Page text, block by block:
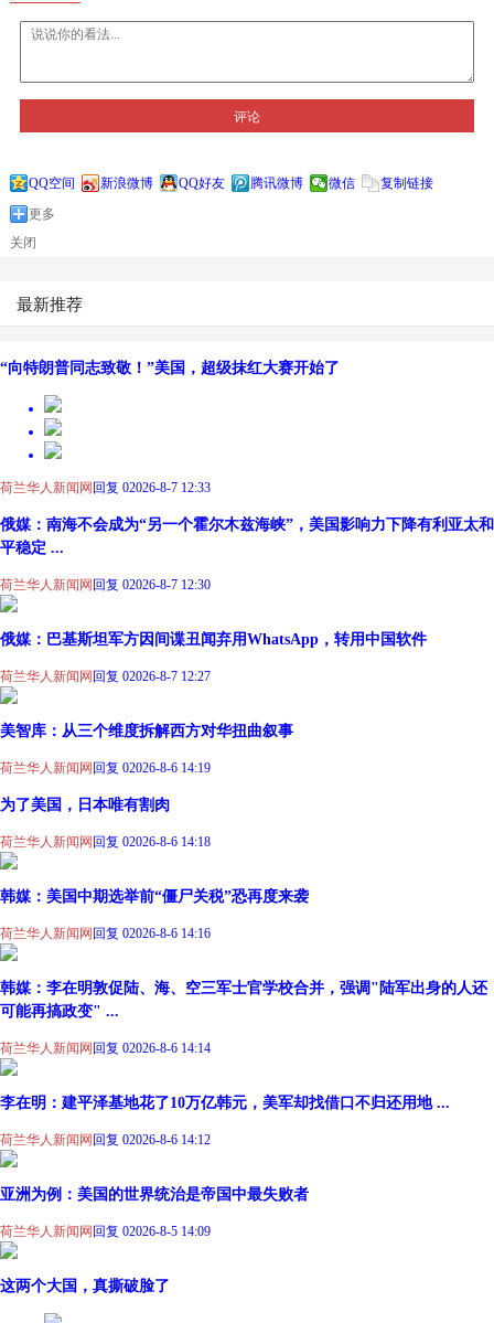
评论
QQ空间 新浪微博 QQ好友 腾讯微博 微信
复制链接
更多
关闭
最新推荐
“向特朗普同志致敬！”美国，超级抹红大赛开始了
荷兰华人新闻网回复 02026-8-7 12:33
俄媒：南海不会成为“另一个霍尔木兹海峡”，美国影响力下降有利亚太和
平稳定 ...
荷兰华人新闻网回复 02026-8-7 12:30
俄媒：巴基斯坦军方因间谍丑闻弃用WhatsApp，转用中国软件
荷兰华人新闻网 回复 02026-8-7 12:27
美智库：从三个维度拆解西方对华扭曲叙事
荷兰华人新闻网 回复 02026-8-6 14:19
为了美国，日本唯有割肉
荷兰华人新闻网 回复 02026-8-6 14:18
韩媒：美国中期选举前“僵尸关税”恐再度来袭
荷兰华人新闻网 回复 02026-8-6 14:16
韩媒：李在明敦促陆、海、空三军士官学校合并，强调"陆军出身的人还
可能再搞政变" ...
荷兰华人新闻网 回复 02026-8-6 14:14
李在明：建平泽基地花了10万亿韩元，美军却找借口不归还用地 ...
荷兰华人新闻网 回复 02026-8-6 14:12
亚洲为例：美国的世界统治是帝国中最失败者
荷兰华人新闻网 回复 02026-8-5 14:09
这两个大国，真撕破脸了